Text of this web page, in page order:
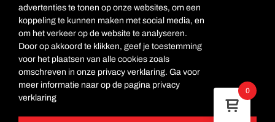
© Copyright Atheco
Privacyverklaring
0
advertenties te tonen op onze websites, om een
koppeling te kunnen maken met social media, en
om het verkeer op de website te analyseren.
Door op akkoord te klikken, geef je toestemming
voor het plaatsen van alle cookies zoals
omschreven in onze privacy verklaring. Ga voor
meer informatie naar op de pagina privacy
verklaring